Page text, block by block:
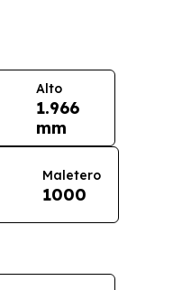
Alto
1.966
mm
Maletero
1000